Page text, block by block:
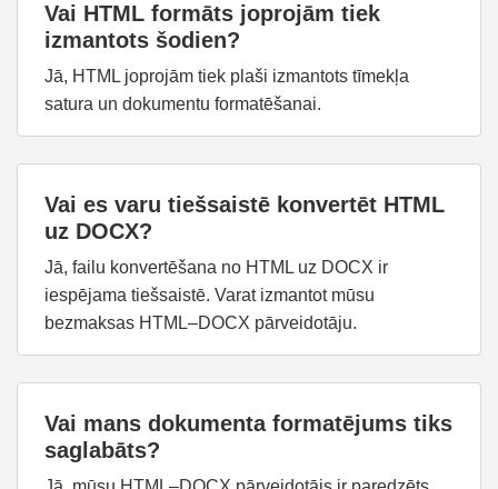
Vai HTML formāts joprojām tiek
izmantots šodien?
Jā, HTML joprojām tiek plaši izmantots tīmekļa
satura un dokumentu formatēšanai.
Vai es varu tiešsaistē konvertēt HTML
uz DOCX?
Jā, failu konvertēšana no HTML uz DOCX ir
iespējama tiešsaistē. Varat izmantot mūsu
bezmaksas HTML–DOCX pārveidotāju.
Vai mans dokumenta formatējums tiks
saglabāts?